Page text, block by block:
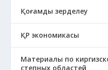
Қоғамды зерделеу
ҚР экономикасы
Материалы по
степных областей